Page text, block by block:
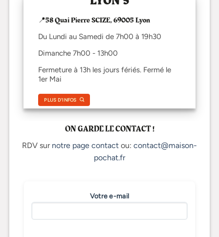
📍58 Quai Pierre SCIZE, 69005 Lyon
Du Lundi au Samedi de 7h00 à 19h30
Dimanche 7h00 - 13h00
Fermeture à 13h les jours fériés. Fermé le
1er Mai
PLUS D'INFOS
ON GARDE LE CONTACT !
RDV sur notre page contact ou: contact@maison-
pochat.fr
Votre e-mail